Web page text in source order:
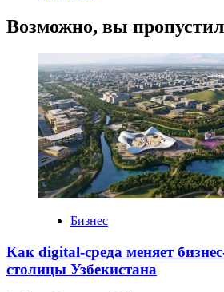
Возможно, вы
Бизнес
Как digital-среда меняет
столицы Узбекистана